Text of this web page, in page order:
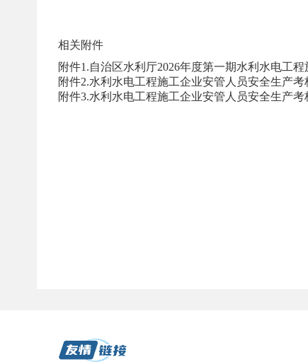
相关附件
附件1.自治区水利厅2026年度第一期水利水电工
附件2.水利水电工程施工企业安管人员安全生产
附件3.水利水电工程施工企业安管人员安全生产